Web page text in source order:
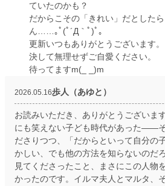
ていたのかも？
だからこその「きれい」だとした
ん……｡ﾟ(ﾟ´Д｀ﾟ)ﾟ｡
更新いつもありがとうございます。
決して無理せずご自愛ください。
待ってますm(_ _)m
2026.05.16歩人（あゆと）
お読みいただき、ありがとうございま
にも笑えない子ども時代があった——
ださりつつ、「だからといって自分の
かしい、でも他の方法を知らないのだ
見てくださったこと、まさにこの人物
かったのです。イルマ夫人とマルタ、